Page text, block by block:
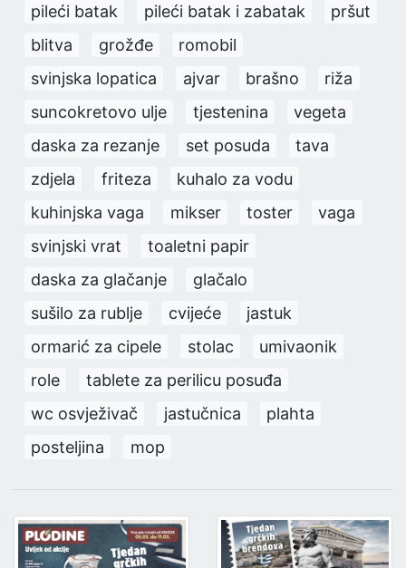
pileći batak
pileći batak i zabatak
pršut
blitva
grožđe
romobil
svinjska lopatica
ajvar brašno
riža
suncokretovo ulje
tjestenina
vegeta
daska za rezanje
set posuda
tava
zdjela
friteza
kuhalo za vodu
kuhinjska vaga
mikser toster
vaga
svinjski vrat
toaletni papir
daska za glačanje
glačalo
sušilo za rublje
cvijeće
jastuk
ormarić za cipele
stolac
umivaonik
role
tablete za perilicu posuđa
wc osvježivač
jastučnica
plahta
posteljina
mop